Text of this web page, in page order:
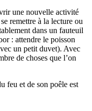
une nouvelle activité
remettre à la lecture ou
dans un fauteuil
: attendre le poisson
un petit duvet). Avec
de choses que l’on
feu et de son poêle est